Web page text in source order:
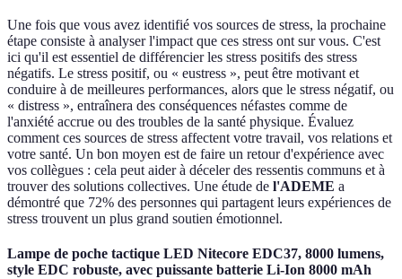
Une fois que vous avez identifié vos sources de stress, la prochaine
étape consiste à analyser l'impact que ces stress ont sur vous. C'est
ici qu'il est essentiel de différencier les stress positifs des stress
négatifs. Le stress positif, ou « eustress », peut être motivant et
conduire à de meilleures performances, alors que le stress négatif, ou
« distress », entraînera des conséquences néfastes comme de
l'anxiété accrue ou des troubles de la santé physique. Évaluez
comment ces sources de stress affectent votre travail, vos relations et
votre santé. Un bon moyen est de faire un retour d'expérience avec
vos collègues : cela peut aider à déceler des ressentis communs et à
trouver des solutions collectives. Une étude de l'ADEME a
démontré que 72% des personnes qui partagent leurs expériences de
stress trouvent un plus grand soutien émotionnel.
Lampe de poche tactique LED Nitecore EDC37, 8000 lumens,
style EDC robuste, avec puissante batterie Li-Ion 8000 mAh